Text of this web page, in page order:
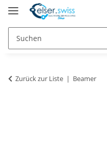
Zurück zur Liste Beamer